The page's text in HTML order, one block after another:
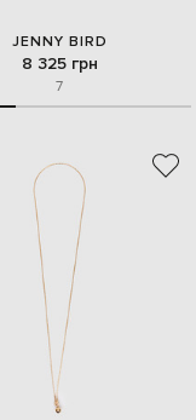
JENNY BIRD
8 325 грн
7